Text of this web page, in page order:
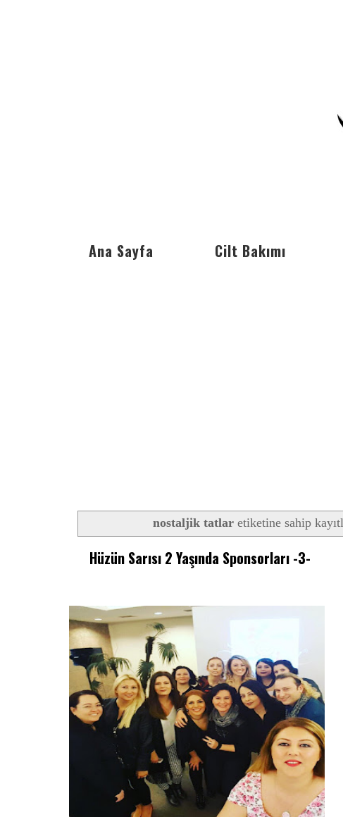
Ana Sayfa Cilt Bakımı
nostaljik tatlar etiketine sahip
Hüzün Sarısı 2 Yaşında Sponsorları -3-